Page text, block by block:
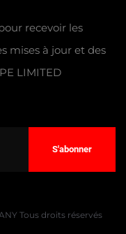
recevoir les
mises à jour et des
LIMITED
S'abonner
Tous droits réservés